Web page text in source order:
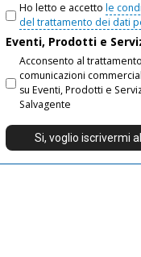
Ho letto e accetto le
del trattamento dei dati
Eventi, Prodotti e
Acconsento al
comunicazioni
su Eventi, Prodotti e
Salvagente